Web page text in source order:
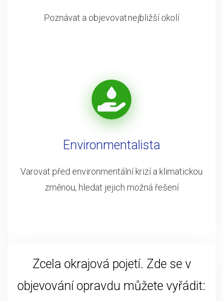
Poznávat a objevovat nejbližší okolí
Environmentalista
Varovat před environmentální krizí a klimatickou
změnou, hledat jejich možná řešení
Zcela okrajová pojetí. Zde se v
objevování opravdu můžete vyřádit: